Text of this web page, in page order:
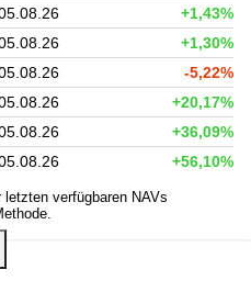
+1,43%
+1,30%
-5,22%
+20,17%
+36,09%
+56,10%
verfügbaren NAVs